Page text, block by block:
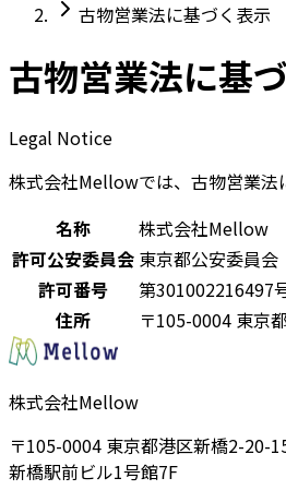
古物営業法に基づく表示
古物営業法に基
Legal Notice
株式会社Mellowでは、古物営業法
名称
株式会社Mellow
許可公安委員会 東京都公安委員会
許可番号
第301002216497
住所
〒105-0004 東京
株式会社Mellow
〒105-0004 東京都港区新橋2-20-
新橋駅前ビル1号館7F